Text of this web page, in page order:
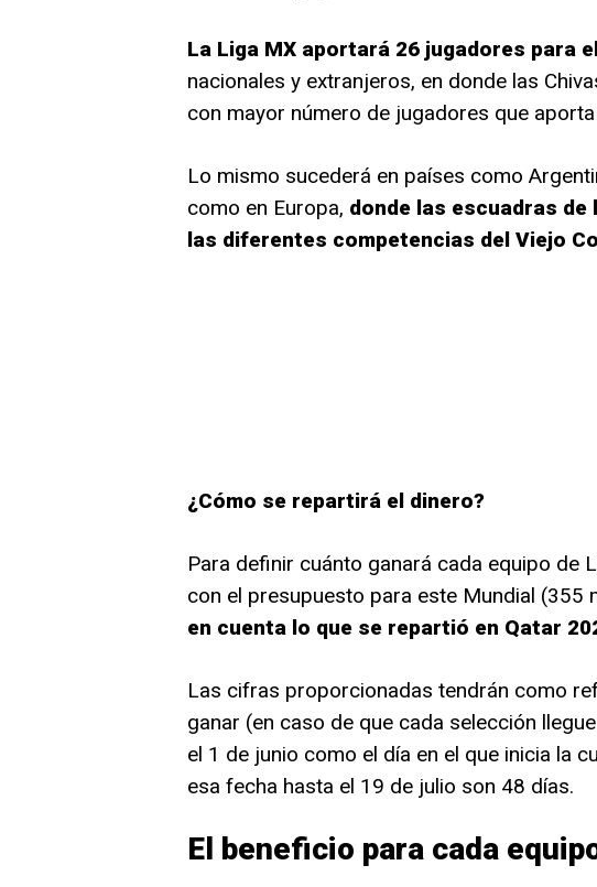
La Liga MX aportará 26 jugadores para
nacionales y extranjeros, en donde las
con mayor número de jugadores que
Lo mismo sucederá en países como
como en Europa, donde las escuadras de
las diferentes competencias del Viejo
¿Cómo se repartirá el dinero?
Para definir cuánto ganará cada equipo de
con el presupuesto para este Mundial (355
en cuenta lo que se repartió en Qatar
Las cifras proporcionadas tendrán como
ganar (en caso de que cada selección
el 1 de junio como el día en el que inicia la
esa fecha hasta el 19 de julio son 48 días.
El beneficio para cada